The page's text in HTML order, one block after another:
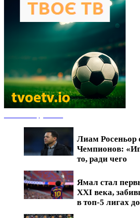
Лиам Росеньор
Чемпионов:
то, ради чего
Ямал стал
XXI века,
в топ-5 лигах до